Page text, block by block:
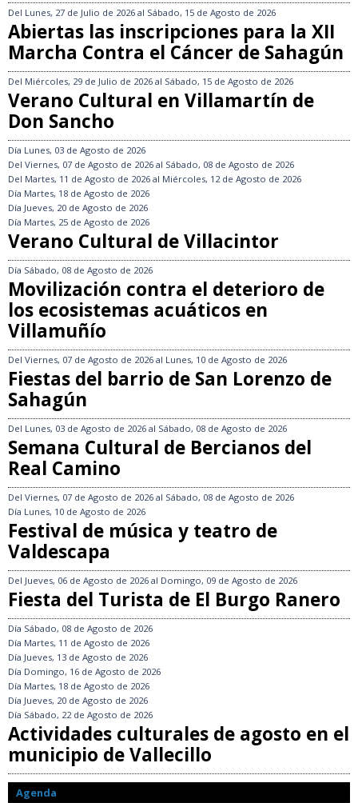
Del Lunes, 27 de Julio de 2026 al Sábado, 15 de Agosto de 2026
Abiertas las inscripciones para la XII
Marcha Contra el Cáncer de Sahagún
Del Miércoles, 29 de Julio de 2026 al Sábado, 15 de Agosto de 2026
Verano Cultural en Villamartín de
Don Sancho
Día Lunes, 03 de Agosto de 2026
Del Viernes, 07 de Agosto de 2026 al Sábado, 08 de Agosto de 2026
Del Martes, 11 de Agosto de 2026 al Miércoles, 12 de Agosto de 2026
Día Martes, 18 de Agosto de 2026
Día Jueves, 20 de Agosto de 2026
Día Martes, 25 de Agosto de 2026
Verano Cultural de Villacintor
Día Sábado, 08 de Agosto de 2026
Movilización contra el deterioro de
los ecosistemas acuáticos en
Villamuñío
Del Viernes, 07 de Agosto de 2026 al Lunes, 10 de Agosto de 2026
Fiestas del barrio de San Lorenzo de
Sahagún
Del Lunes, 03 de Agosto de 2026 al Sábado, 08 de Agosto de 2026
Semana Cultural de Bercianos del
Real Camino
Del Viernes, 07 de Agosto de 2026 al Sábado, 08 de Agosto de 2026
Día Lunes, 10 de Agosto de 2026
Festival de música y teatro de
Valdescapa
Del Jueves, 06 de Agosto de 2026 al Domingo, 09 de Agosto de 2026
Fiesta del Turista de El Burgo Ranero
Día Sábado, 08 de Agosto de 2026
Día Martes, 11 de Agosto de 2026
Día Jueves, 13 de Agosto de 2026
Día Domingo, 16 de Agosto de 2026
Día Martes, 18 de Agosto de 2026
Día Jueves, 20 de Agosto de 2026
Día Sábado, 22 de Agosto de 2026
Actividades culturales de agosto en el
municipio de Vallecillo
Agenda